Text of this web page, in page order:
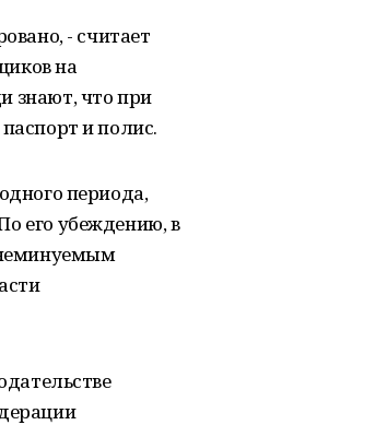
- считает
на
знают, что при
и полис.
периода,
его убеждению, в
неминуемым